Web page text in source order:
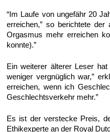
“Im Laufe von ungefähr 20
erreichen,” so berichtete
Orgasmus mehr erreichen
konnte).”
Ein weiterer älterer Leser
weniger vergnüglich war,”
erreichen, wenn ich
Geschlechtsverkehr mehr.”
Es ist der verstecke Preis,
Ethikexperte an der Royal